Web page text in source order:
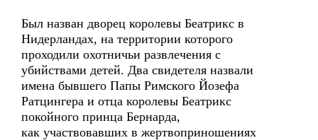
Был назван дворец королевы Беатрикс в
Нидерландах, на территории которого
проходили охотничьи развлечения с
убийствами детей. Два свидетеля назвали
имена бывшего Папы Римского Йозефа
Ратцингера и отца королевы Беатрикс
покойного принца Бернарда,
как участвовавших в жертвоприношениях